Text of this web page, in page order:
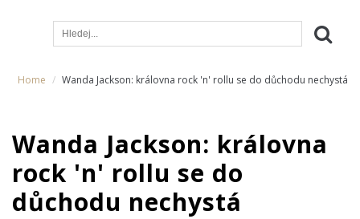
Home Wanda Jackson: královna rock 'n' rollu se do důchodu nechystá
Wanda Jackson: královna
rock 'n' rollu se do
důchodu nechystá